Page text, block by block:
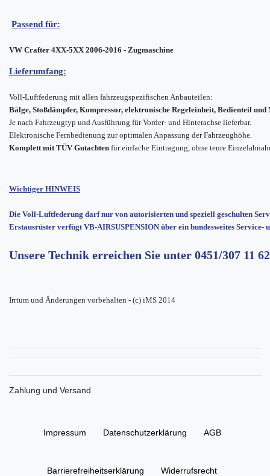
Passend für:
VW Crafter 4XX-5XX 2006-2016 - Zugmaschine
Lieferumfang:
Voll-Luftfederung mit allen fahrzeugspezifischen Anbauteilen:
Bälge, Stoßdämpfer, Kompressor, elektronische Regeleinheit, Bedienteil und
Je nach Fahrzeugtyp und Ausführung für Vorder- und Hinterachse lieferbar.
Elektronische Fernbedienung zur optimalen Anpassung der Fahrzeughöhe.
Komplett mit TÜV Gutachten für einfache Eintragung, ohne teure
Wichtiger HINWEIS
Die Voll-Luftfederung darf nur von autorisierten und speziell geschulten
Erstausrüster verfügt VB-AIRSUSPENSION über ein bundesweites Service-
Unsere Technik erreichen Sie unter 0451/307 11 62
Irrtum und Änderungen vorbehalten - (c) iMS 2014
Zahlung und Versand
Impressum Daten­schutz­erklärung AGB
Barrierefreiheitserklärung Widerrufs­recht